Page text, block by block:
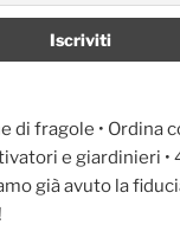
di fragole • Ordina
e giardinieri •
già avuto la